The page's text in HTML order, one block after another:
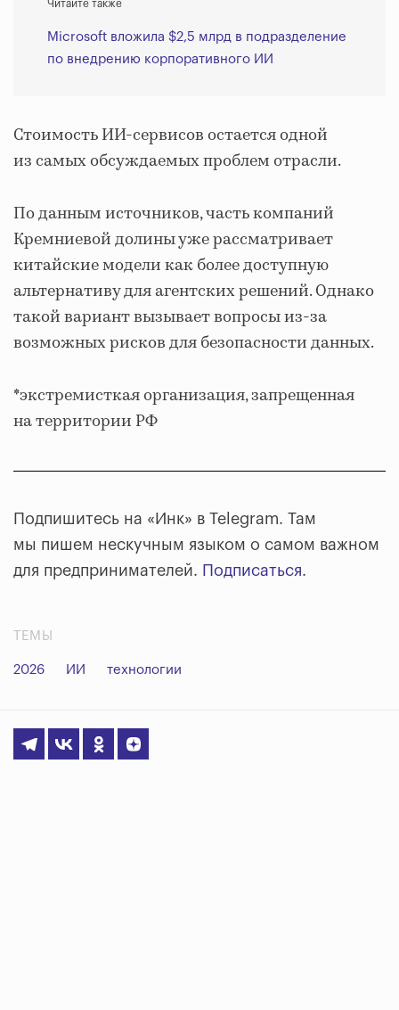
Читайте также
Microsoft вложила $2,5 млрд в подразделение
по внедрению корпоративного ИИ
Стоимость ИИ-сервисов остается одной
из самых обсуждаемых проблем отрасли.
По данным источников, часть компаний
Кремниевой долины уже рассматривает
китайские модели как более доступную
альтернативу для агентских решений. Однако
такой вариант вызывает вопросы из-за
возможных рисков для безопасности данных.
*экстремисткая организация, запрещенная
на территории РФ
Подпишитесь на «Инк» в Telegram. Там
мы пишем нескучным языком о самом важном
для предпринимателей. Подписаться.
ТЕМЫ
2026 ИИ технологии